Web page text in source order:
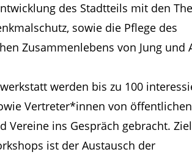
des Stadtteils mit den
sowie die Pflege des
Zusammenlebens von Jung und
werden bis zu 100
Vertreter*innen von öffentlichen
Vereine ins Gespräch gebracht.
ist der Austausch der